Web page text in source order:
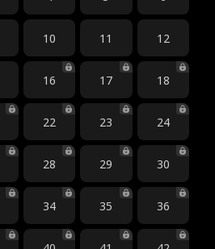
10 11 12
16 17 18
22 23 24
28 29 30
34 35 36